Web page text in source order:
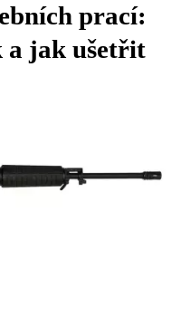
prací:
a jak ušetřit